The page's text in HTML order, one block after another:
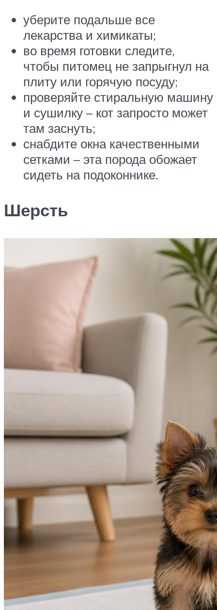
уберите подальше все
лекарства и химикаты;
во время готовки следите,
чтобы питомец не запрыгнул на
плиту или горячую посуду;
проверяйте стиральную машину
и сушилку – кот запросто может
там заснуть;
снабдите окна качественными
сетками – эта порода обожает
сидеть на подоконнике.
Шерсть